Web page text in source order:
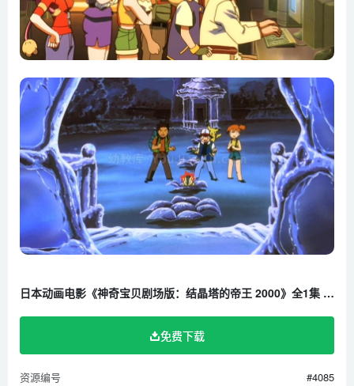
日本动画电影《神奇宝贝剧场版：结晶塔的帝王 2000》全1集 国粤日三语中字 720P/MKV/1.2G 百度云网盘下载
免费下载
资源编号 #4085